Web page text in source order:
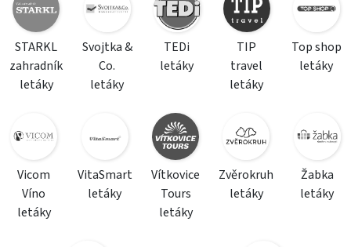
STARKL
zahradník
letáky
Svojtka &
Co.
letáky
TEDi
letáky
TIP
travel
letáky
Top shop
letáky
Vicom
Víno
letáky
VitaSmart
letáky
Vítkovice
Tours
letáky
Zvěrokruh
letáky
Žabka
letáky